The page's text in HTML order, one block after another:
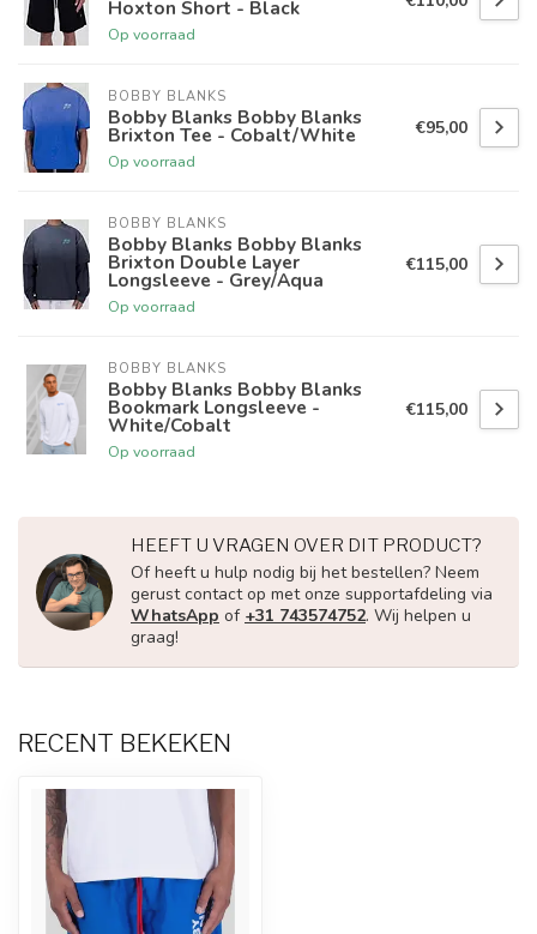
Hoxton Short - Black
Op voorraad
BOBBY BLANKS
Bobby Blanks Bobby Blanks
Brixton Tee - Cobalt/White
Op voorraad
€95,00
BOBBY BLANKS
Bobby Blanks Bobby Blanks
Brixton Double Layer
Longsleeve - Grey/Aqua
Op voorraad
€115,00
BOBBY BLANKS
Bobby Blanks Bobby Blanks
Bookmark Longsleeve -
White/Cobalt
Op voorraad
€115,00
HEEFT U VRAGEN OVER DIT PRODUCT?
Of heeft u hulp nodig bij het bestellen? Neem
gerust contact op met onze supportafdeling via
WhatsApp of +31 743574752. Wij helpen u
graag!
RECENT BEKEKEN